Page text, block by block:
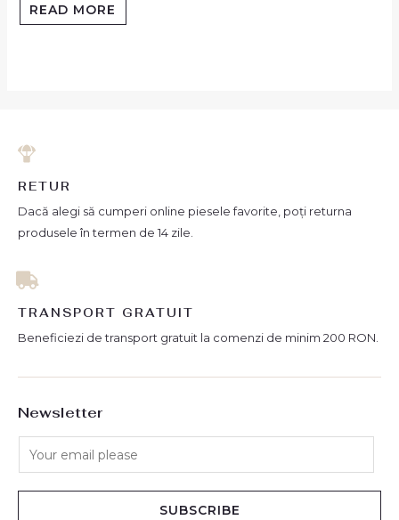
out
of
READ MORE
RETUR
Dacă alegi să cumperi online piesele favorite, poți returna
produsele în termen de 14 zile.
TRANSPORT GRATUIT
Beneficiezi de transport gratuit la comenzi de minim 200 RON.
Newsletter
SUBSCRIBE